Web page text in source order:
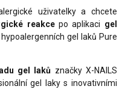
uživatelky a chcete
reakcepo aplikaci gel
gel laků Pure
gel laků značky X-NAILS
gel laky s inovativními